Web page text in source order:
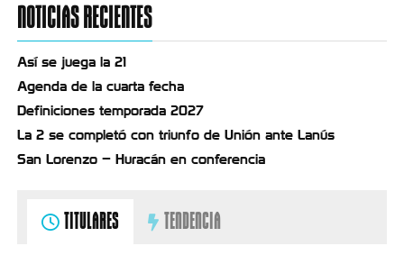
NOTICIAS RECIENTES
Así se juega la 21
Agenda de la cuarta fecha
Definiciones temporada 2027
La 2 se completó con triunfo de Unión ante Lanús
San Lorenzo – Huracán en conferencia
TITULARES TENDENCIA